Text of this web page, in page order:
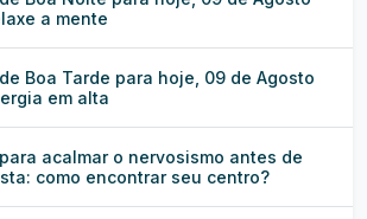
a mente
Boa Tarde para hoje, 09 de Agosto
em alta
acalmar o nervosismo antes de
como encontrar seu centro?